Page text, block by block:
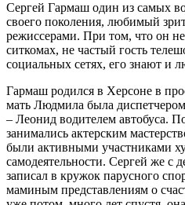
Сергей Гармаш один из самых
своего поколения, любимый
режиссерами. При том, что он
ситкомах, не частый гость
социальных сетях, его знают и
Гармаш родился в Херсоне в
мать Людмила была
– Леонид водителем автобуса.
занимались актерским
были активными участниками
самодеятельности. Сергей же с
записал в кружок парусного
маминым представлениям о